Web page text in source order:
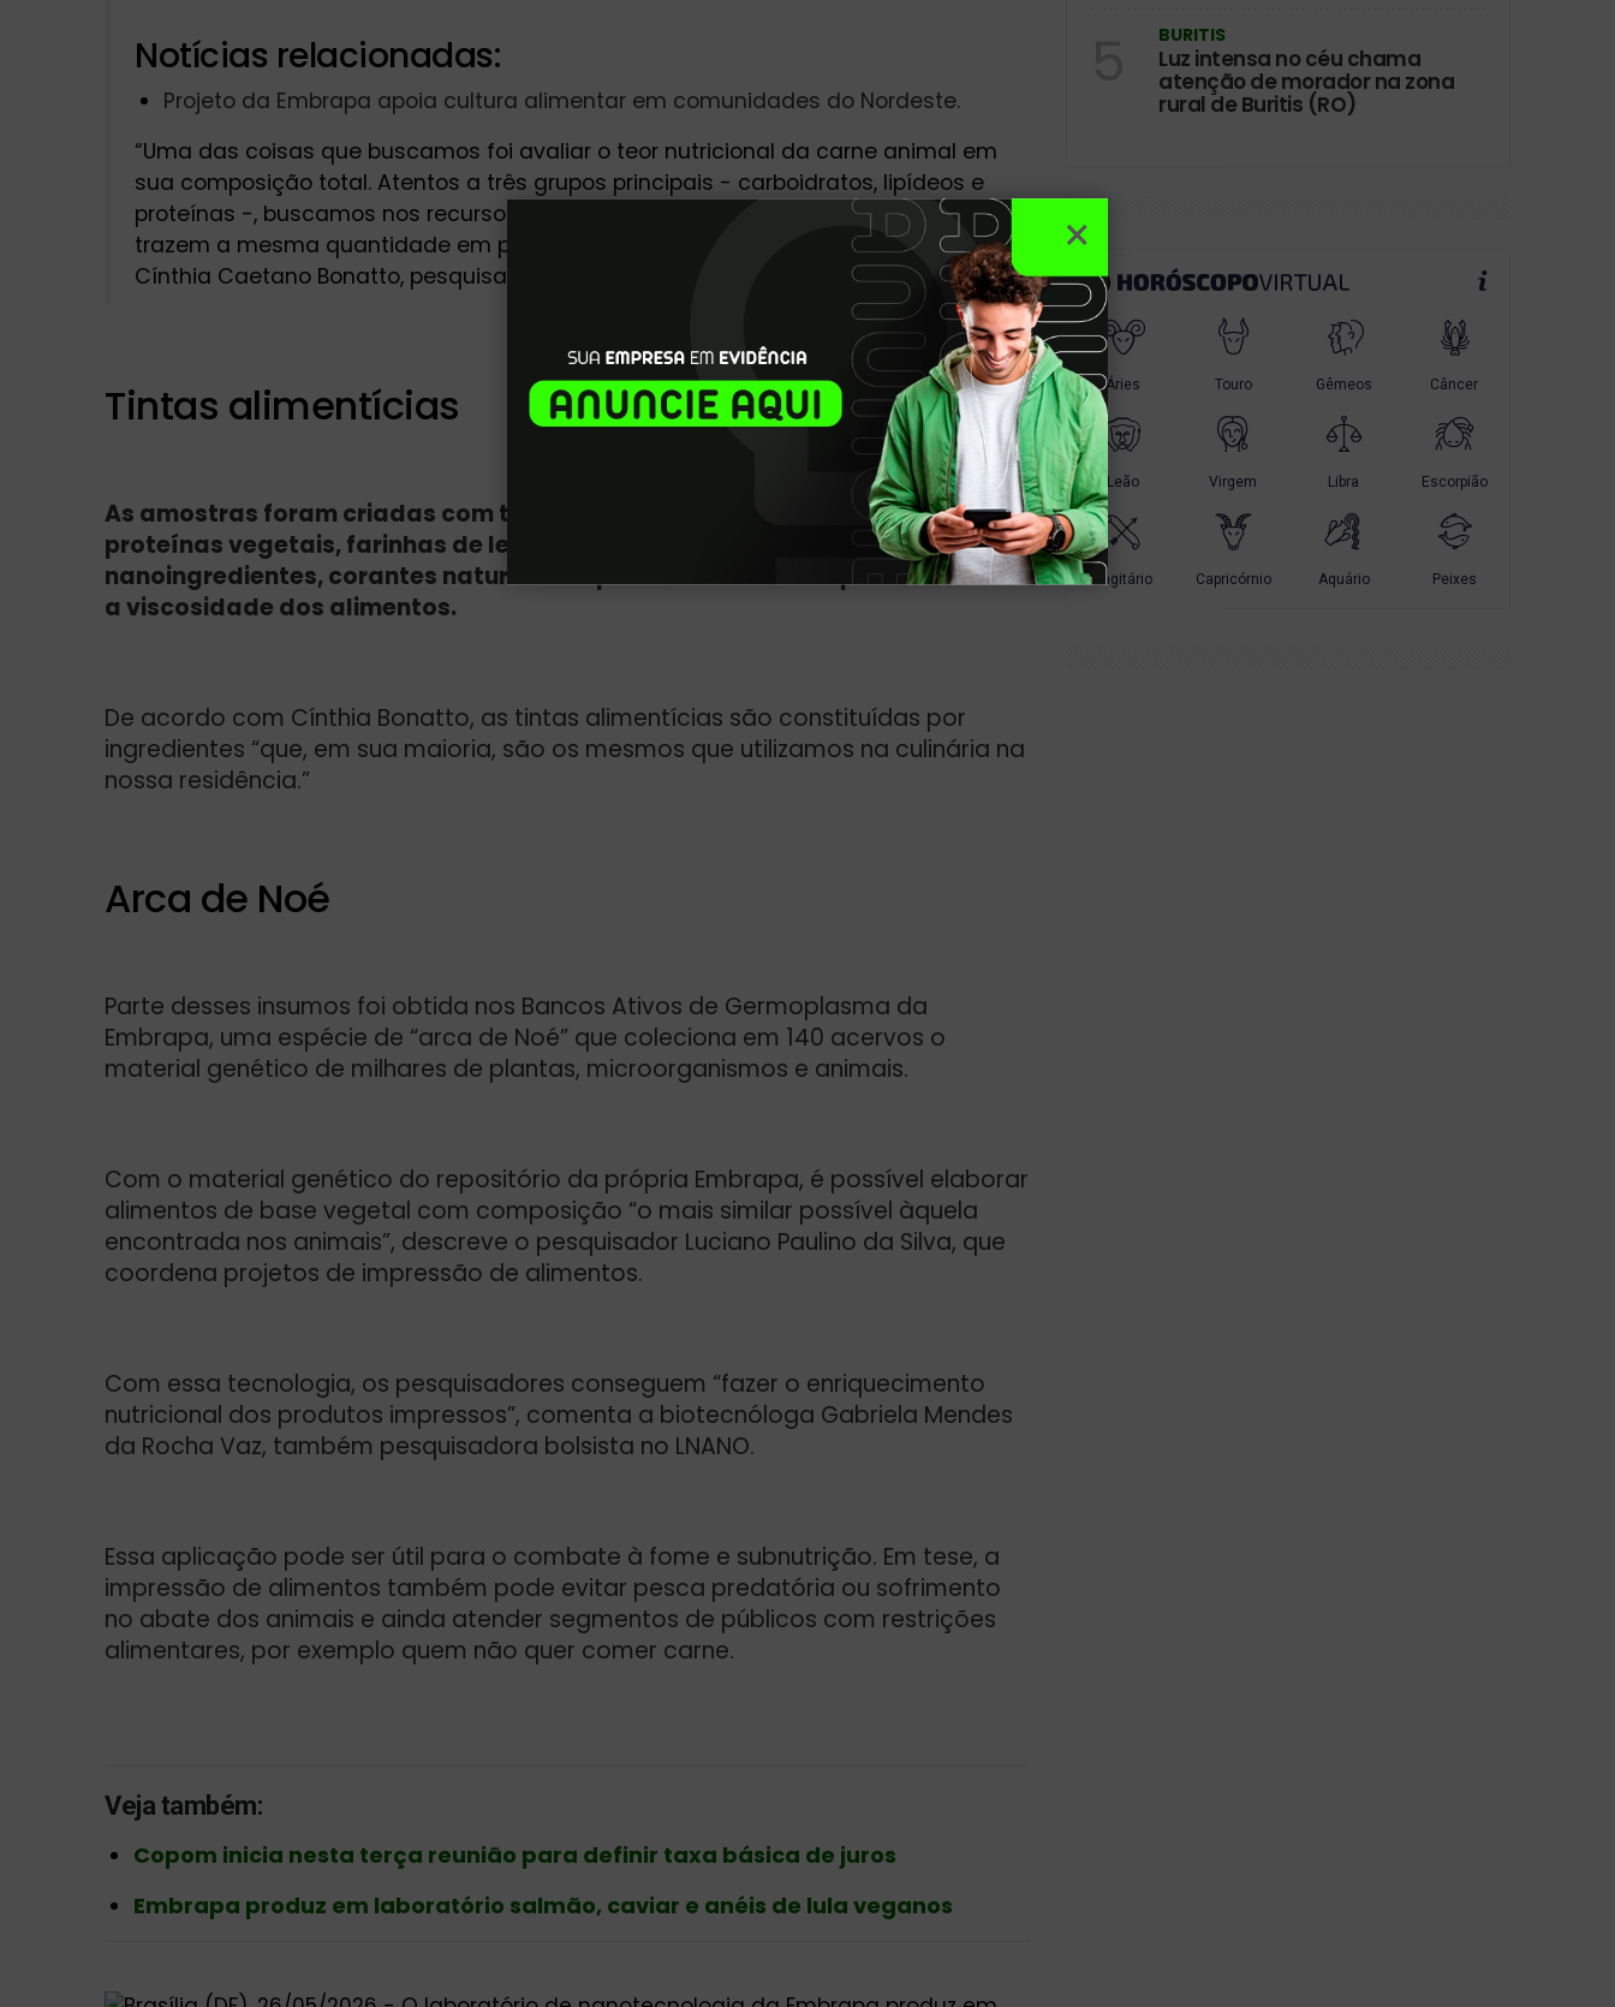
Notícias relacionadas:
Projeto da Embrapa apoia cultura alimentar em comunidades do Nordeste.
“Uma das coisas que buscamos foi avaliar o teor nutricional da carne animal em
sua composição total. Atentos a três grupos principais - carboidratos, lipídeos e
proteínas -, buscamos nos recursos vegetais ingredientes ou insumos que nos
trazem a mesma quantidade em percentual de tecido animal”, explica a bióloga
Cínthia Caetano Bonatto, pesquisadora bolsista no LNANO.
Tintas alimentícias
As amostras foram criadas com tintas alimentícias feitas a partir de
proteínas vegetais, farinhas de leguminosas, óleos vegetais e de algas,
nanoingredientes, corantes naturais e espessantes - usados para aumentar
a viscosidade dos alimentos.
De acordo com Cínthia Bonatto, as tintas alimentícias são constituídas por
ingredientes “que, em sua maioria, são os mesmos que utilizamos na culinária na
nossa residência.”
Arca de Noé
Parte desses insumos foi obtida nos Bancos Ativos de Germoplasma da
Embrapa, uma espécie de “arca de Noé” que coleciona em 140 acervos o
material genético de milhares de plantas, microorganismos e animais.
Com o material genético do repositório da própria Embrapa, é possível elaborar
alimentos de base vegetal com composição “o mais similar possível àquela
encontrada nos animais”, descreve o pesquisador Luciano Paulino da Silva, que
coordena projetos de impressão de alimentos.
Com essa tecnologia, os pesquisadores conseguem “fazer o enriquecimento
nutricional dos produtos impressos”, comenta a biotecnóloga Gabriela Mendes
da Rocha Vaz, também pesquisadora bolsista no LNANO.
Essa aplicação pode ser útil para o combate à fome e subnutrição. Em tese, a
impressão de alimentos também pode evitar pesca predatória ou sofrimento
no abate dos animais e ainda atender segmentos de públicos com restrições
alimentares, por exemplo quem não quer comer carne.
Veja também:
Copom inicia nesta terça reunião para definir taxa básica de juros
Embrapa produz em laboratório salmão, caviar e anéis de lula veganos
BURITIS
Luz intensa no céu chama
atenção de morador na zona
rural de Buritis (RO)